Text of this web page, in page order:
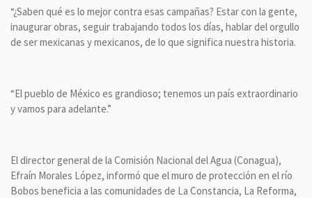
“¿Saben qué es lo mejor contra esas campañas? Estar con la gente,
inaugurar obras, seguir trabajando todos los días, hablar del orgullo
de ser mexicanas y mexicanos, de lo que significa nuestra historia.
“El pueblo de México es grandioso; tenemos un país extraordinario
y vamos para adelante.”
El director general de la Comisión Nacional del Agua (Conagua),
Efraín Morales López, informó que el muro de protección en el río
Bobos beneficia a las comunidades de La Constancia, La Reforma,